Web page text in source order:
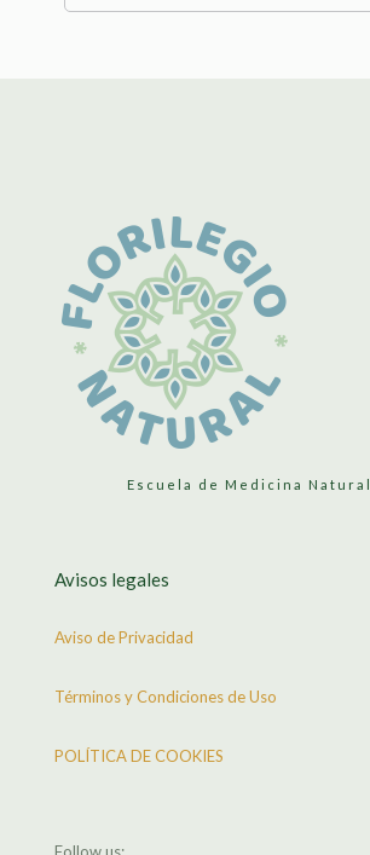
Escuela de Medicina Natural
Avisos legales
Aviso de Privacidad
Términos y Condiciones de Uso
POLÍTICA DE COOKIES
Follow us: